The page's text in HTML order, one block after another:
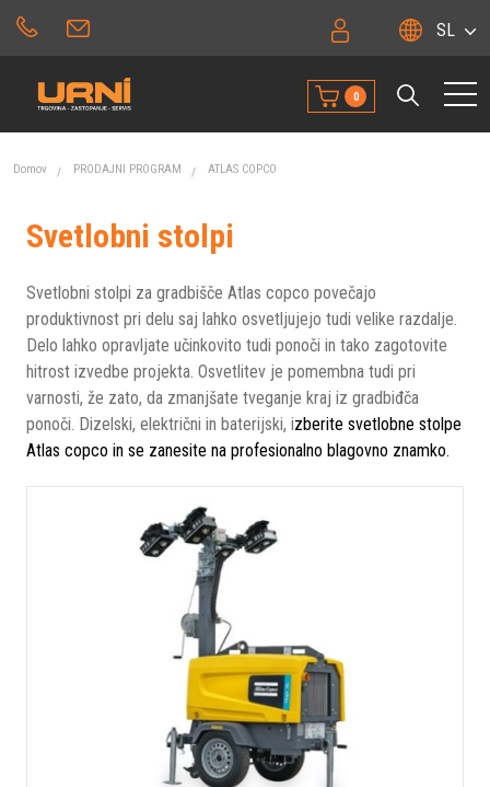
SL
0
Domov PRODAJNI PROGRAM ATLAS COPCO
Svetlobni stolpi
Svetlobni stolpi za gradbišče Atlas copco povečajo
produktivnost pri delu saj lahko osvetljujejo tudi velike razdalje.
Delo lahko opravljate učinkovito tudi ponoči in tako zagotovite
hitrost izvedbe projekta. Osvetlitev je pomembna tudi pri
varnosti, že zato, da zmanjšate tveganje kraj iz gradbiđča
ponoči. Dizelski, električni in baterijski, izberite svetlobne stolpe
Atlas copco in se zanesite na profesionalno blagovno znamko.